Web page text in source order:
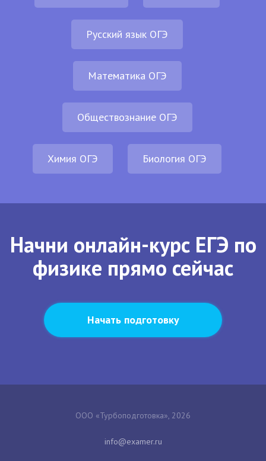
Русский язык ОГЭ
Математика ОГЭ
Обществознание ОГЭ
Химия ОГЭ Биология ОГЭ
Начни онлайн-курс ЕГЭ по
физике прямо сейчас
Начать подготовку
ООО «Турбоподготовка», 2026